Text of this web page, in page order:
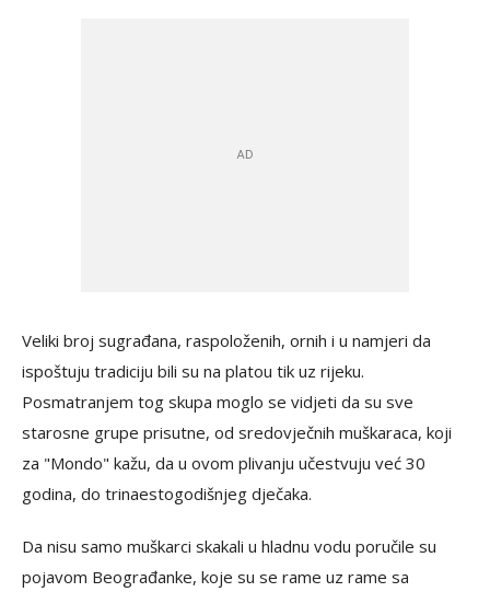
Veliki broj sugrađana, raspoloženih, ornih i u namjeri da
ispoštuju tradiciju bili su na platou tik uz rijeku.
Posmatranjem tog skupa moglo se vidjeti da su sve
starosne grupe prisutne, od sredovječnih muškaraca, koji
za "Mondo" kažu, da u ovom plivanju učestvuju već 30
godina, do trinaestogodišnjeg dječaka.
Da nisu samo muškarci skakali u hladnu vodu poručile su
pojavom Beograđanke, koje su se rame uz rame sa